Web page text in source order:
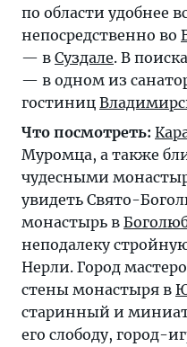
по области удобнее
непосредственно во
— в Суздале. В
— в одном из
гостиниц
Что посмотреть:
Муромца, а также
чудесными
увидеть Свято-
монастырь в
неподалеку
Нерли. Город
стены монастыря в
старинный и
его слободу, город-